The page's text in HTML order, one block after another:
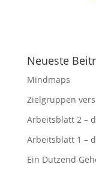
Neueste
Mindmaps
Zielgruppen
Arbeitsblatt 2 –
Arbeitsblatt 1 –
Ein Dutzend